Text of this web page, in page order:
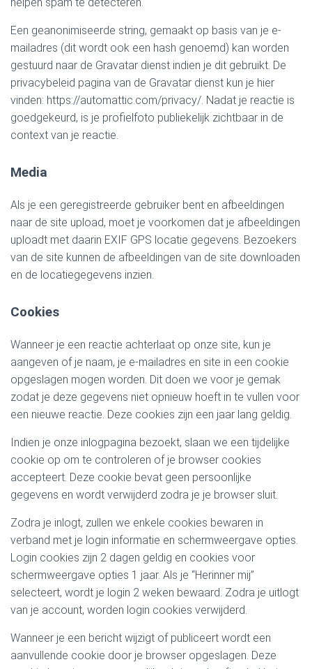
Een geanonimiseerde string, gemaakt op basis van je e-
mailadres (dit wordt ook een hash genoemd) kan worden
gestuurd naar de Gravatar dienst indien je dit gebruikt. De
privacybeleid pagina van de Gravatar dienst kun je hier
vinden: https://automattic.com/privacy/. Nadat je reactie is
goedgekeurd, is je profielfoto publiekelijk zichtbaar in de
context van je reactie.
Media
Als je een geregistreerde gebruiker bent en afbeeldingen
naar de site upload, moet je voorkomen dat je afbeeldingen
uploadt met daarin EXIF GPS locatie gegevens. Bezoekers
van de site kunnen de afbeeldingen van de site downloaden
en de locatiegegevens inzien.
Cookies
Wanneer je een reactie achterlaat op onze site, kun je
aangeven of je naam, je e-mailadres en site in een cookie
opgeslagen mogen worden. Dit doen we voor je gemak
zodat je deze gegevens niet opnieuw hoeft in te vullen voor
een nieuwe reactie. Deze cookies zijn een jaar lang geldig.
Indien je onze inlogpagina bezoekt, slaan we een tijdelijke
cookie op om te controleren of je browser cookies
accepteert. Deze cookie bevat geen persoonlijke
gegevens en wordt verwijderd zodra je je browser sluit.
Zodra je inlogt, zullen we enkele cookies bewaren in
verband met je login informatie en schermweergave opties.
Login cookies zijn 2 dagen geldig en cookies voor
schermweergave opties 1 jaar. Als je “Herinner mij”
selecteert, wordt je login 2 weken bewaard. Zodra je uitlogt
van je account, worden login cookies verwijderd.
Wanneer je een bericht wijzigt of publiceert wordt een
aanvullende cookie door je browser opgeslagen. Deze